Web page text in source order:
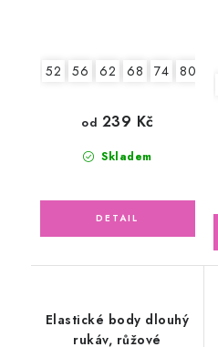
52 56 62 68 74 80
Skladem
od 239 Kč
Elastické body dlouhý
rukáv, růžové